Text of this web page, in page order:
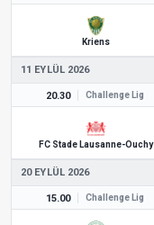
Kriens
11 EYLÜL 2026
20.30 Challenge Lig
FC Stade Lausanne-Ouchy
20 EYLÜL 2026
15.00 Challenge Lig